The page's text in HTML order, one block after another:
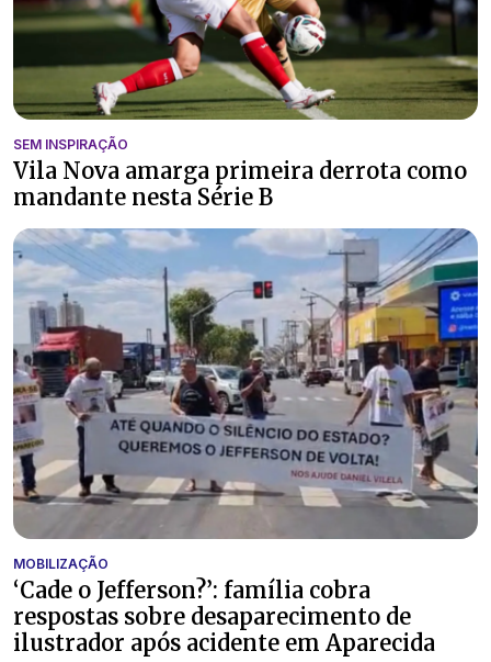
SEM INSPIRAÇÃO
Vila Nova amarga primeira derrota como
mandante nesta Série B
MOBILIZAÇÃO
‘Cade o Jefferson?’: família cobra
respostas sobre desaparecimento de
ilustrador após acidente em Aparecida